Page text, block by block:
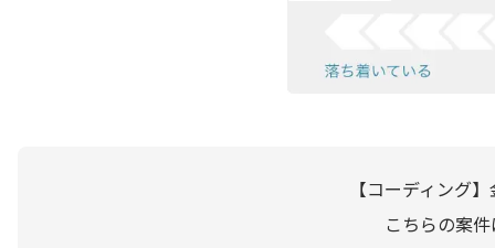
【コーディング
こちらの案